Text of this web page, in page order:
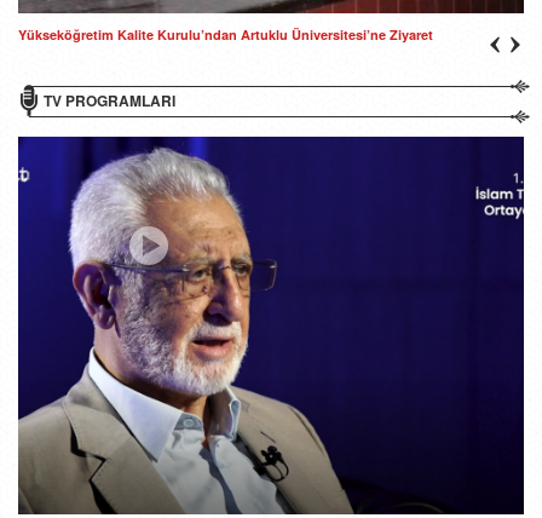
Yükseköğretim Kalite Kurulu’ndan Artuklu Üniversitesi’ne Ziyaret
TV PROGRAMLARI